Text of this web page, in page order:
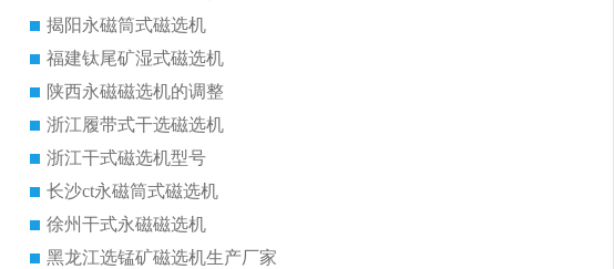
揭阳永磁筒式磁选机
福建钛尾矿湿式磁选机
陕西永磁磁选机的调整
浙江履带式干选磁选机
浙江干式磁选机型号
长沙ct永磁筒式磁选机
徐州干式永磁磁选机
黑龙江选锰矿磁选机生产厂家